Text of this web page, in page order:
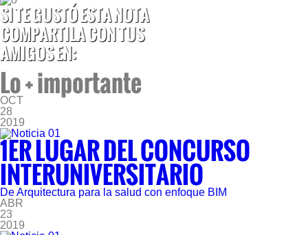
SI TE GUSTÓ ESTA NOTA
COMPARTILA CON TUS
AMIGOS EN:
Lo + importante
OCT
28
2019
1ER LUGAR DEL CONCURSO
INTERUNIVERSITARIO
De Arquitectura para la salud con enfoque BIM
ABR
23
2019